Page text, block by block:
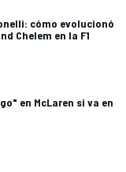
cómo evolucionó
Chelem en la F1
en McLaren si va en